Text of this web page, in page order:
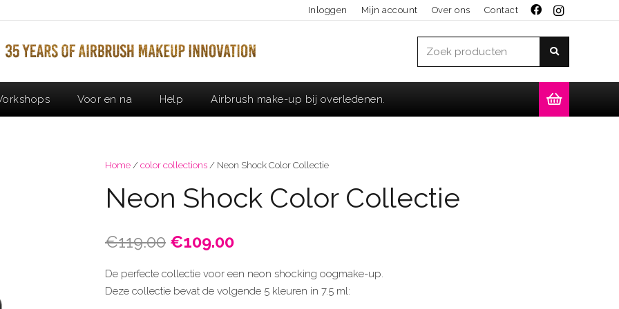
Inloggen Mijn account Over ons Contact
Voor en na Help Airbrush make-up bij overledenen.
Home /color collections / Neon Shock Color Collectie
Neon Shock Color Collectie
€119.00 Oorspronkelijke
was:
€119.00.
€109.00Huidige
is:
€109.00.
De perfecte collectie voor een neon shocking oogmake-up.
Deze collectie bevat de volgende 5 kleuren in 7.5 ml: